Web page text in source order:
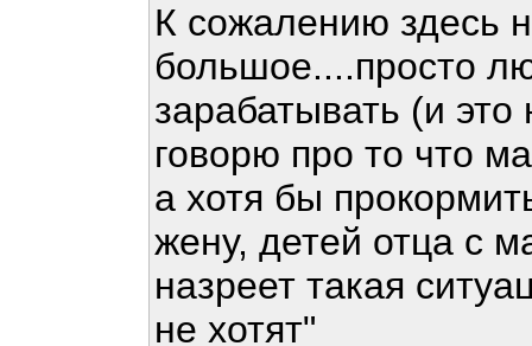
К сожалению здесь
большое....просто
зарабатывать (и
говорю про то что
а хотя бы
жену, детей отца с
назреет такая
не хотят"